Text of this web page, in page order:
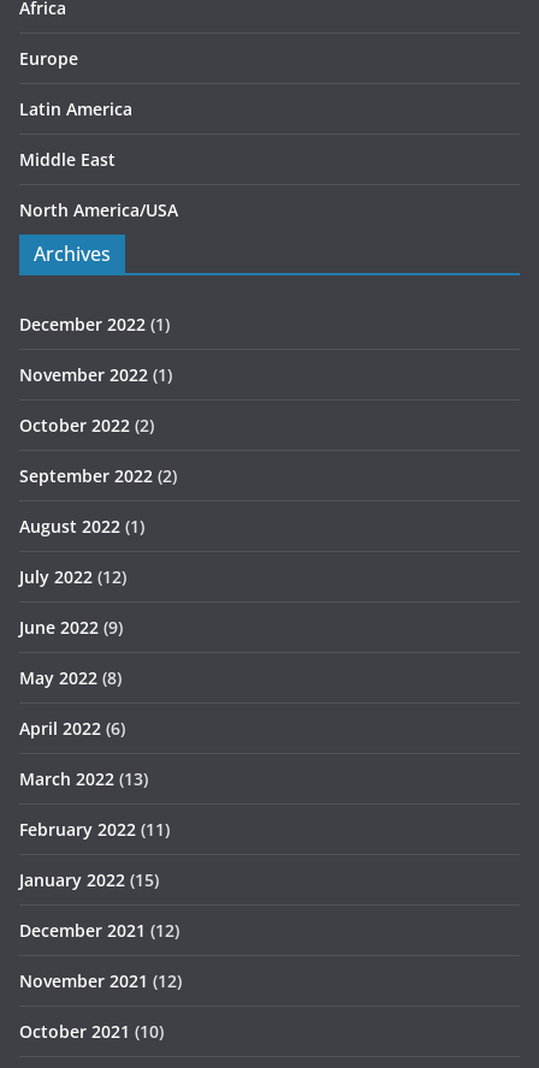
s
Africa
Europe
Latin America
Middle East
North America/USA
Archives
December 2022 (1)
November 2022 (1)
October 2022 (2)
September 2022 (2)
August 2022 (1)
July 2022 (12)
June 2022 (9)
May 2022 (8)
April 2022 (6)
March 2022 (13)
February 2022 (11)
January 2022 (15)
December 2021 (12)
November 2021 (12)
October 2021 (10)